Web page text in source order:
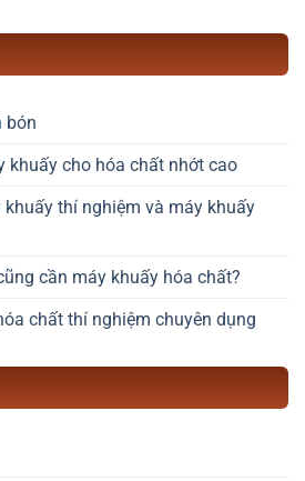
bón
khuấy cho hóa chất nhớt cao
thí nghiệm và máy khuấy
cần máy khuấy hóa chất?
chất thí nghiệm chuyên dụng